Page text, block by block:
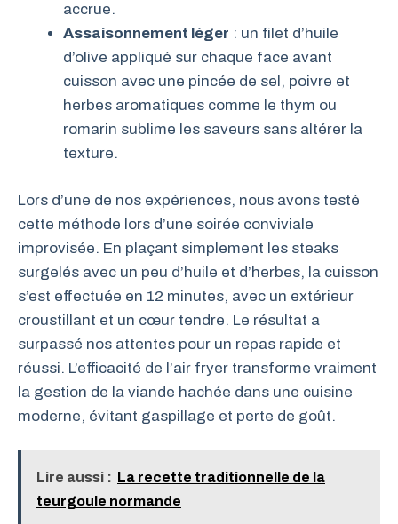
accrue.
Assaisonnement léger : un filet d’huile
d’olive appliqué sur chaque face avant
cuisson avec une pincée de sel, poivre et
herbes aromatiques comme le thym ou
romarin sublime les saveurs sans altérer la
texture.
Lors d’une de nos expériences, nous avons testé
cette méthode lors d’une soirée conviviale
improvisée. En plaçant simplement les steaks
surgelés avec un peu d’huile et d’herbes, la cuisson
s’est effectuée en 12 minutes, avec un extérieur
croustillant et un cœur tendre. Le résultat a
surpassé nos attentes pour un repas rapide et
réussi. L’efficacité de l’air fryer transforme vraiment
la gestion de la viande hachée dans une cuisine
moderne, évitant gaspillage et perte de goût.
Lire aussi : La recette traditionnelle de la
teurgoule normande